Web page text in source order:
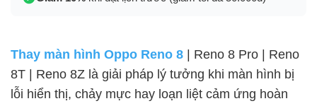
Thay màn hình Oppo Reno 8 | Reno 8 Pro | Reno
8T | Reno 8Z là giải pháp lý tưởng khi màn hình bị
lỗi hiển thị, chảy mực hay loạn liệt cảm ứng hoàn